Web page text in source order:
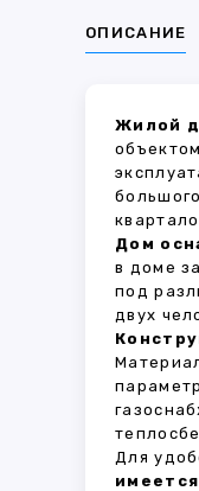
ОПИСАНИЕ
Жилой
Дом
в доме
под
двух
Для